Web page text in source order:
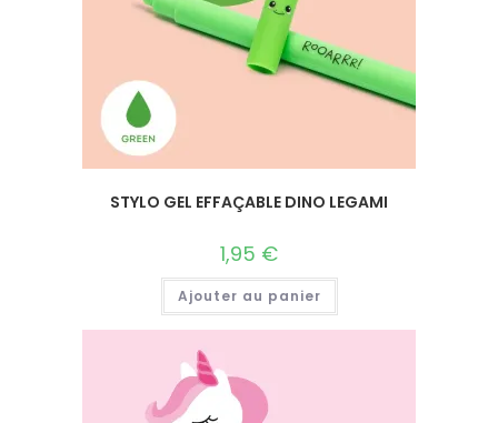
STYLO GEL EFFAÇABLE DINO LEGAMI
1,95 €
Ajouter au panier